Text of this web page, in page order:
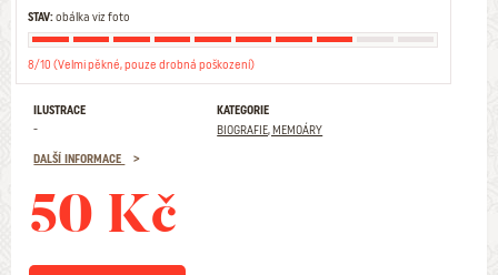
STAV:obálka viz foto
8/10 (Velmi pěkné, pouze drobná poškození)
ILUSTRACE
-
KATEGORIE
BIOGRAFIE, MEMOÁRY
DALŠÍ INFORMACE
50 Kč